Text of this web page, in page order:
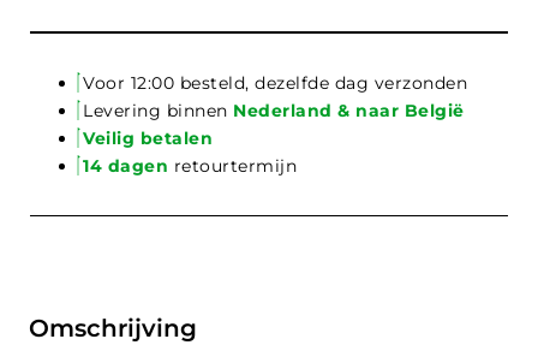
Voor 12:00 besteld, dezelfde dag verzonden
Levering binnen Nederland & naar België
Veilig betalen
14 dagen retourtermijn
Omschrijving